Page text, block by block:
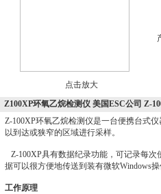
点击放大
Z100XP环氧乙烷检测仪 美国ESC公司 Z-
Z-100XP环氧乙烷检测仪是一台便携台式
以到达或狭窄的区域进行采样。
Z-100XP具有数据纪录功能，可记录每次
据可以很方便地传送到装有微软Windows
工作原理